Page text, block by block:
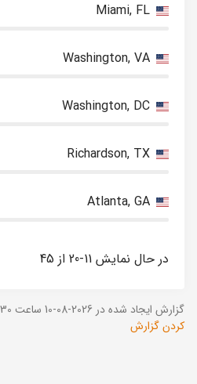
Miami, FL
Washington, VA
Washington, DC
Richardson, TX
Atlanta, GA
در حال نمایش 11-20 از 45
گزارش ایجاد شده در 2026-08-10 ساعت 23:52:30 (UTC +03:30).
کردن گزارش